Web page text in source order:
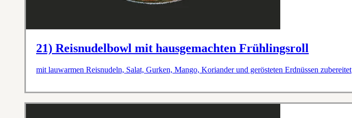
21) Reisnudelbowl mit hausgemachten Frühlingsroll
mit lauwarmen Reisnudeln, Salat, Gurken, Mango, Koriander und gerösteten Erdnüssen zubereitet